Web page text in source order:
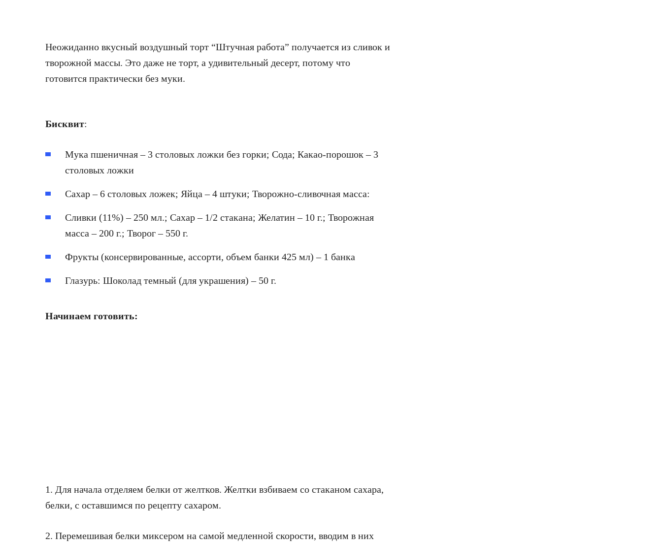
Неожиданно вкусный воздушный торт “Штучная работа” получается из сливок и
творожной массы. Это даже не торт, а удивительный десерт, потому что
готовится практически без муки.
Бисквит:
Мука пшеничная – 3 столовых ложки без горки; Сода; Какао-порошок – 3
столовых ложки
Сахар – 6 столовых ложек; Яйца – 4 штуки; Творожно-сливочная масса:
Сливки (11%) – 250 мл.; Сахар – 1/2 стакана; Желатин – 10 г.; Творожная
масса – 200 г.; Творог – 550 г.
Фрукты (консервированные, ассорти, объем банки 425 мл) – 1 банка
Глазурь: Шоколад темный (для украшения) – 50 г.
Начинаем готовить:
1. Для начала отделяем белки от желтков. Желтки взбиваем со стаканом сахара,
белки, с оставшимся по рецепту сахаром.
2. Перемешивая белки миксером на самой медленной скорости, вводим в них